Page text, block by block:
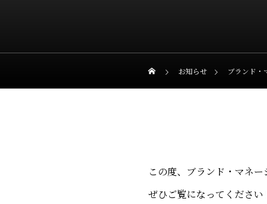
お知らせ ブランド・
この度、ブランド・マネ
ぜひご覧になってください